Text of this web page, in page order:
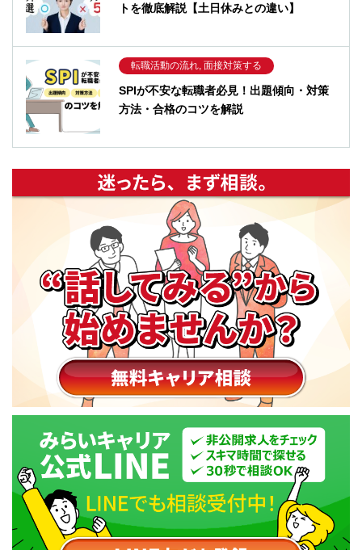
トを徹底解説【土日休みとの違い】
転職活動の流れ, 面接対策する
SPIが不安な転職者必見！出題傾向・対策
方法・合格のコツを解説